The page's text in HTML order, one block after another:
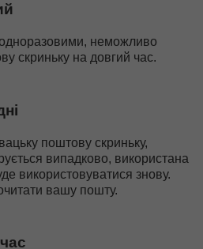
одноразовими, неможливо
скриньку на довгий час.
поштову скриньку,
випадково, використана
використовуватися знову.
вашу пошту.